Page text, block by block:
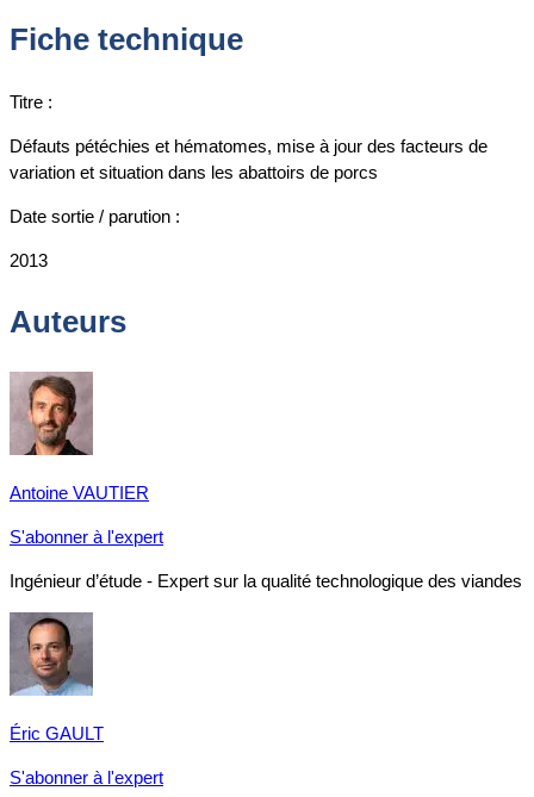
Fiche technique
Titre :
Défauts pétéchies et hématomes, mise à jour des facteurs de
variation et situation dans les abattoirs de porcs
Date sortie / parution :
2013
Auteurs
Antoine VAUTIER
S'abonner à l'expert
Ingénieur d’étude - Expert sur la qualité technologique des viandes
Éric GAULT
S'abonner à l'expert